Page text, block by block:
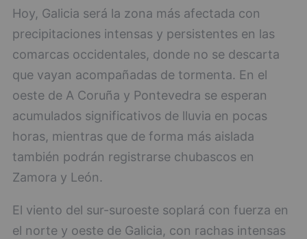
Hoy, Galicia será la zona más afectada con
precipitaciones intensas y persistentes en las
comarcas occidentales, donde no se descarta
que vayan acompañadas de tormenta. En el
oeste de A Coruña y Pontevedra se esperan
acumulados significativos de lluvia en pocas
horas, mientras que de forma más aislada
también podrán registrarse chubascos en
Zamora y León.
El viento del sur-suroeste soplará con fuerza en
el norte y oeste de Galicia, con rachas intensas